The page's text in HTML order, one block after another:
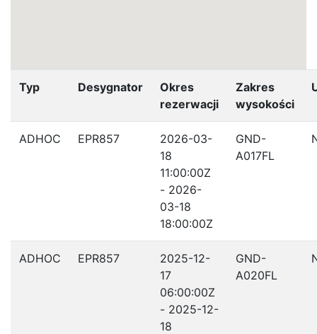
Typ Desygnator
Okres
rezerwacji
Zakres
wysokości
ADHOC EPR857
2026-03-
18
11:00:00Z
- 2026-
03-18
18:00:00Z
GND-
A017FL
ADHOC EPR857
2025-12-
17
06:00:00Z
- 2025-12-
18
GND-
A020FL